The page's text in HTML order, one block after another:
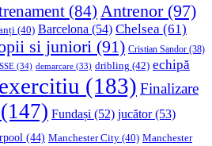
(84) Antrenor(97)
(40) Barcelona (54) Chelsea (61)
si juniori (91) Cristian Sandor (38)
(34) demarcare (33) dribling (42) echipă
exercitiu (183) Finalizare
(147) Fundași (52) jucător(53)
(44) Manchester City (40) Manchester